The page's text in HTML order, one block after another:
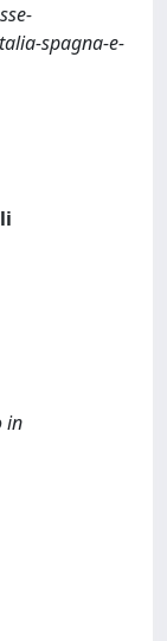
spagna-e-
in